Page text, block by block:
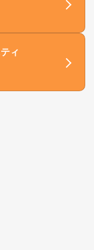
ィ